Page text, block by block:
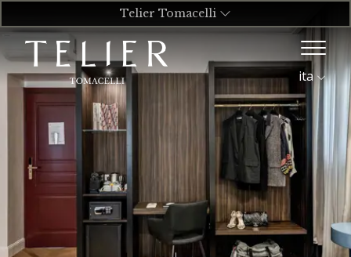
ita
Telier Tomacelli